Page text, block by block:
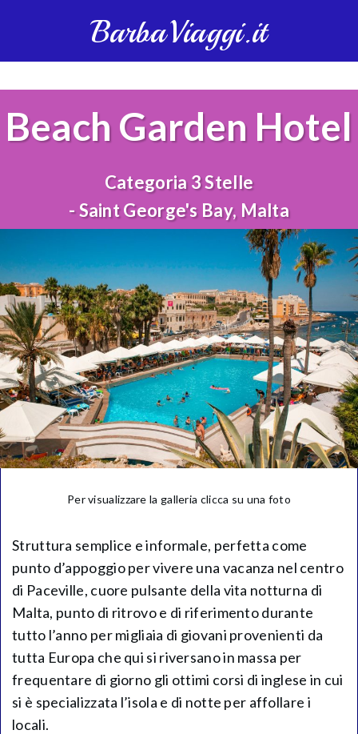
BarbaViaggi.it
Beach Garden Hotel
Categoria 3 Stelle
- Saint George's Bay, Malta
Per visualizzare la galleria clicca su una foto
Struttura semplice e informale, perfetta come
punto d’appoggio per vivere una vacanza nel centro
di Paceville, cuore pulsante della vita notturna di
Malta, punto di ritrovo e di riferimento durante
tutto l’anno per migliaia di giovani provenienti da
tutta Europa che qui si riversano in massa per
frequentare di giorno gli ottimi corsi di inglese in cui
si è specializzata l’isola e di notte per affollare i
locali.